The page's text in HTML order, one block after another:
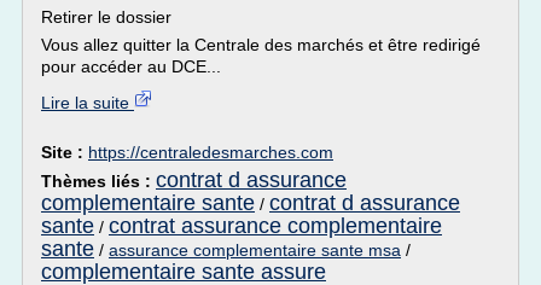
Retirer le dossier
Vous allez quitter la Centrale des marchés et être redirigé
pour accéder au DCE...
Lire la suite
Site : https://centraledesmarches.com
Thèmes liés : contrat d assurance
complementaire sante / contrat d assurance
sante / contrat assurance complementaire
sante / assurance complementaire sante msa /
complementaire sante assure